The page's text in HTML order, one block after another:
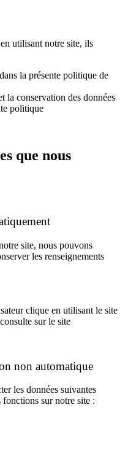
utilisant notre site, ils
la présente politique de
la conservation des données
politique
que nous
site, nous pouvons
les renseignements
clique en utilisant le site
sur le site
non automatique
les données suivantes
sur notre site :